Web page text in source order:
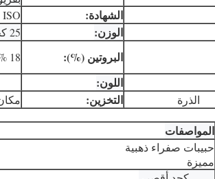
الشهادة:
الوزن: 25 كجم
البروتين (%): 18 %
اللون:
الذرة التخزين:
المواصفات
حبيبات صفراء ذهبية
مميزة